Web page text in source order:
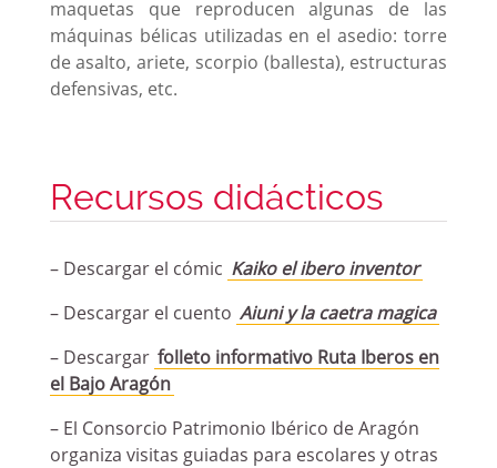
maquetas que reproducen algunas de las
máquinas bélicas utilizadas en el asedio: torre
de asalto, ariete, scorpio (ballesta), estructuras
defensivas, etc.
Recursos didácticos
– Descargar el cómic Kaiko el ibero inventor
– Descargar el cuento Aiuni y la caetra magica
– Descargar folleto informativo Ruta Iberos en
el Bajo Aragón
– El Consorcio Patrimonio Ibérico de Aragón
organiza visitas guiadas para escolares y otras